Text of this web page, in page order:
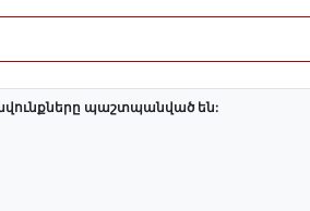
պաշտպանված են: